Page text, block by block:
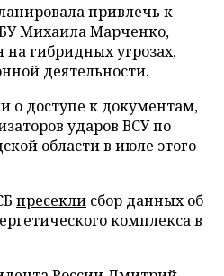
привлечь к
Михаила Марченко,
гибридных угрозах,
деятельности.
о доступе к документам,
ударов ВСУ по
области в июле этого
пресекли сбор данных об
комплекса в